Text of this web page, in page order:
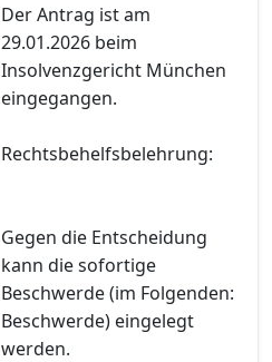
Der Antrag ist am
29.01.2026 beim
Insolvenzgericht München
eingegangen.
Rechtsbehelfsbelehrung:
Gegen die Entscheidung
kann die sofortige
Beschwerde (im Folgenden:
Beschwerde) eingelegt
werden.